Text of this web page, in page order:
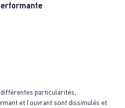
différentes particularités,
et l’ouvrant sont dissimulés et